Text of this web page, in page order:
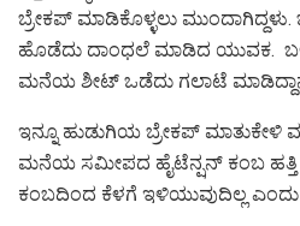
ಬ್ರೇಕಪ್ ಮಾಡಿಕೊಳ್ಳಲು
ಹೊಡೆದು ದಾಂಧಲೆ ಮಾಡಿದ
ಮನೆಯ ಶೀಟ್ ಒಡೆದು ಗಲಾಟೆ
ಇನ್ನೂ ಹುಡುಗಿಯ ಬ್ರೇಕಪ್‌
ಮನೆಯ ಸಮೀಪದ ಹೈಟೆನ್ಷನ್ ಕಂಬ ಹತ್ತಿ
ಕಂಬದಿಂದ ಕೆಳಗೆ ಇಳಿಯುವುದಿಲ್ಲ ಎಂದು